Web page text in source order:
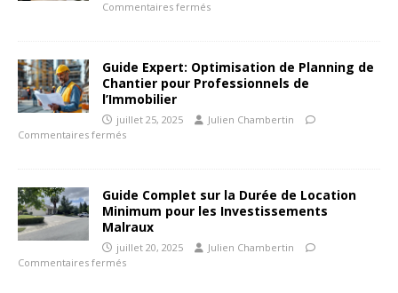
Commentaires fermés
Guide Expert: Optimisation de Planning de
Chantier pour Professionnels de
l’Immobilier
juillet 25, 2025
Julien Chambertin
Commentaires fermés
Guide Complet sur la Durée de Location
Minimum pour les Investissements
Malraux
juillet 20, 2025
Julien Chambertin
Commentaires fermés